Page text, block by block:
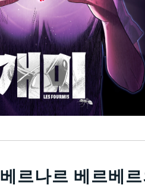
베르나르 베르베